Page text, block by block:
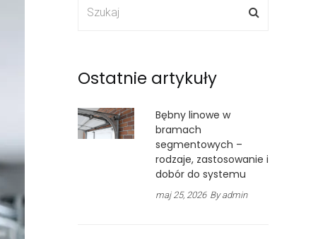
Ostatnie artykuły
Bębny linowe w
bramach
segmentowych –
rodzaje, zastosowanie i
dobór do systemu
maj 25, 2026 By admin